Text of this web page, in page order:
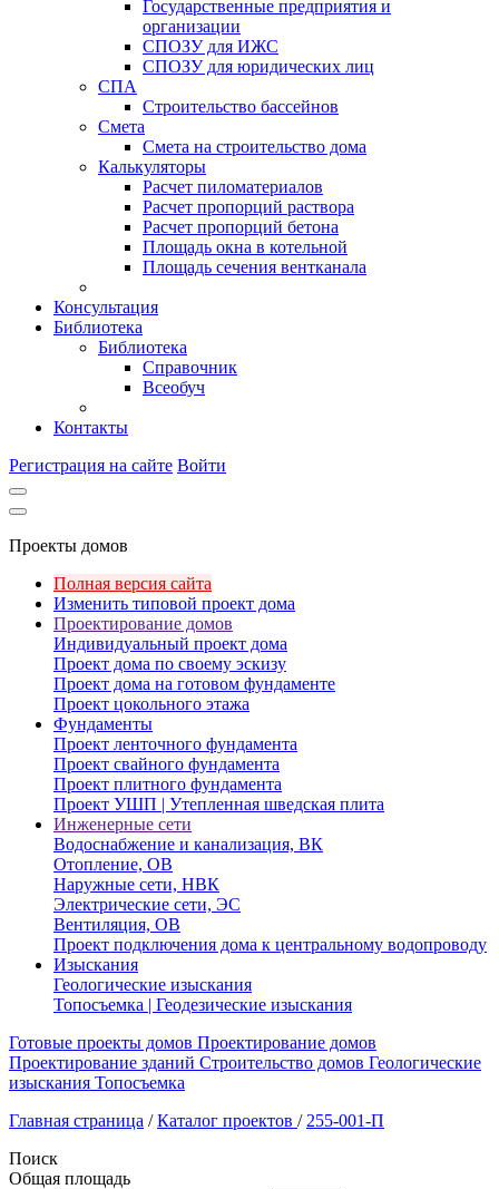
Государственные предприятия и
организации
СПОЗУ для ИЖС
СПОЗУ для юридических лиц
СПА
Строительство бассейнов
Смета
Смета на строительство дома
Калькуляторы
Расчет пиломатериалов
Расчет пропорций раствора
Расчет пропорций бетона
Площадь окна в котельной
Площадь сечения вентканала
Консультация
Библиотека
Библиотека
Справочник
Всеобуч
Контакты
Регистрация на сайте Войти
Проекты домов
Полная версия сайта
Изменить типовой проект дома
Проектирование домов
Индивидуальный проект дома
Проект дома по своему эскизу
Проект дома на готовом фундаменте
Проект цокольного этажа
Фундаменты
Проект ленточного фундамента
Проект свайного фундамента
Проект плитного фундамента
Проект УШП | Утепленная шведская плита
Инженерные сети
Водоснабжение и канализация, ВК
Отопление, ОВ
Наружные сети, НВК
Электрические сети, ЭС
Вентиляция, ОВ
Проект подключения дома к центральному водопроводу
Изыскания
Геологические изыскания
Топосъемка | Геодезические изыскания
Готовые проекты домов Проектирование домов
Проектирование зданий Строительство домов Геологические
изыскания Топосъемка
Главная страница / Каталог проектов / 255-001-П
Поиск
Общая площадь